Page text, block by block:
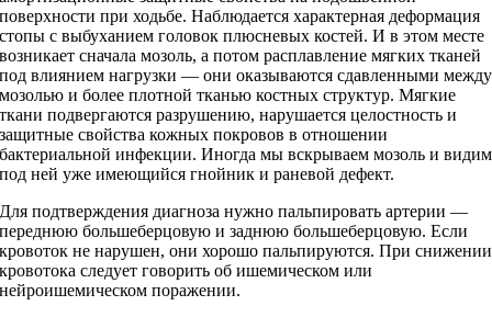
поверхности при ходьбе. Наблюдается характерная деформация
стопы с выбуханием головок плюсневых костей. И в этом месте
возникает сначала мозоль, а потом расплавление мягких тканей
под влиянием нагрузки — они оказываются сдавленными между
мозолью и более плотной тканью костных структур. Мягкие
ткани подвергаются разрушению, нарушается целостность и
защитные свой­ства кожных покровов в отношении
бактериальной инфекции. Иногда мы вскрываем мозоль и видим
под ней уже имеющийся гнойник и раневой дефект.
Для подтверждения диагноза нужно пальпировать артерии —
переднюю большеберцовую и заднюю большеберцовую. Если
кровоток не нарушен, они хорошо пальпируются. При снижении
кровотока следует говорить об ишемическом или
нейроишемическом поражении.